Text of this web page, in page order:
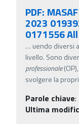
PDF:
2023
0171556
… uendo diversi
livello. Sono
professionale
svolgere la
Parole chiave:
Ultima